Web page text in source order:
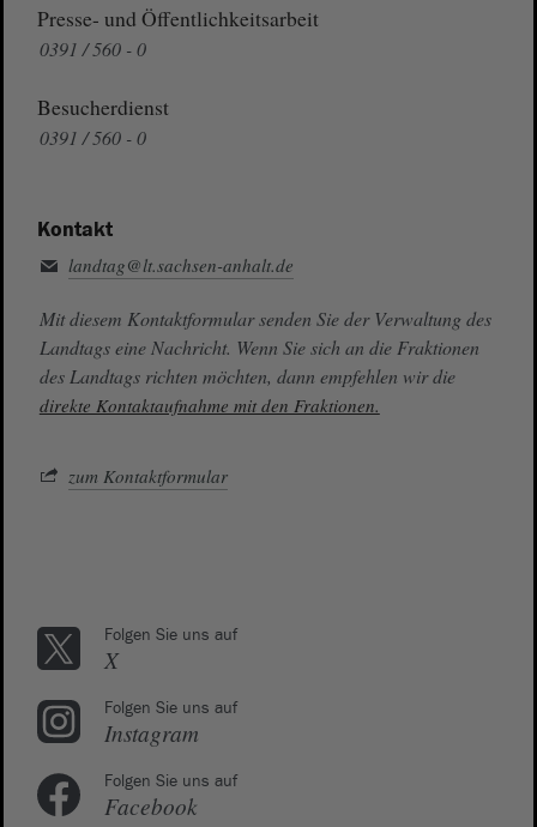
Presse- und Öffentlichkeitsarbeit
0391 / 560 - 0
Besucherdienst
0391 / 560 - 0
Kontakt
landtag@lt.sachsen-anhalt.de
Mit diesem Kontaktformular senden Sie der Verwaltung des
Landtags eine Nachricht. Wenn Sie sich an die Fraktionen
des Landtags richten möchten, dann empfehlen wir die
direkte Kontaktaufnahme mit den Fraktionen.
zum Kontaktformular
Folgen Sie uns auf
X
Folgen Sie uns auf
Instagram
Folgen Sie uns auf
Facebook